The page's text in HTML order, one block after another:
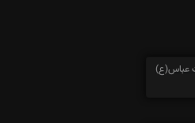
عباس(ع)